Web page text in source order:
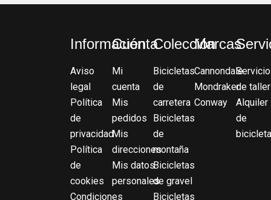
Información
Aviso
legal
Política
de
privacidad
Política
de
cookies
Condiciones
Cuenta
Mi
cuenta
Mis
pedidos
Mis
direcciones
Mis datos
personales
Colección
Bicicletas
de
carretera
Bicicletas
de
montaña
Bicicletas
de gravel
Bicicletas
Marcas
Cannondale
Mondraker
Conway
Servicio
de taller
Alquiler
de